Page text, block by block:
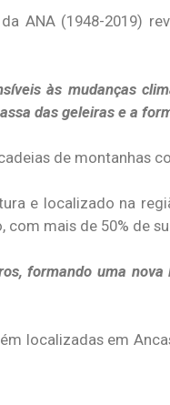
ANA (1948-2019)
às mudanças
das geleiras e a
de montanhas
e localizado na
com mais de 50% de
formando uma
localizadas em